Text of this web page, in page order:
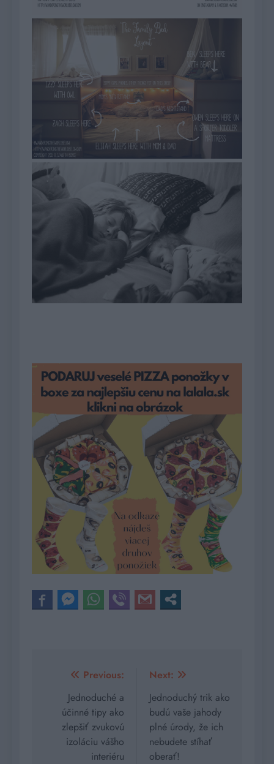
Navigácia
článku
Previous:
Jednoduché a
účinné tipy ako
zlepšiť zvukovú
izoláciu vášho
interiéru
Next:
Jednoduchý trik ako
budú vaše jahody
plné úrody, že ich
nebudete stíhať
oberať!